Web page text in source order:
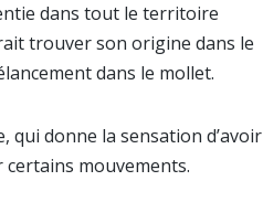
dans tout le territoire
trouver son origine dans le
dans le mollet.
qui donne la sensation d’avoir
mouvements.